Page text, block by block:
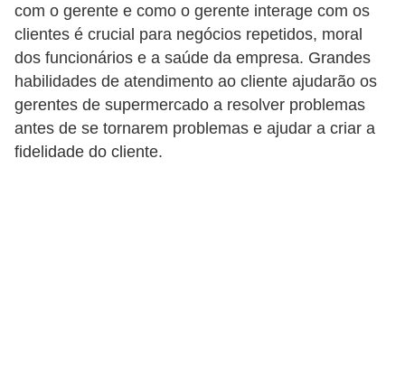
com o gerente e como o gerente interage com os
clientes é crucial para negócios repetidos, moral
dos funcionários e a saúde da empresa. Grandes
habilidades de atendimento ao cliente ajudarão os
gerentes de supermercado a resolver problemas
antes de se tornarem problemas e ajudar a criar a
fidelidade do cliente.
a
e
M
T
E
M